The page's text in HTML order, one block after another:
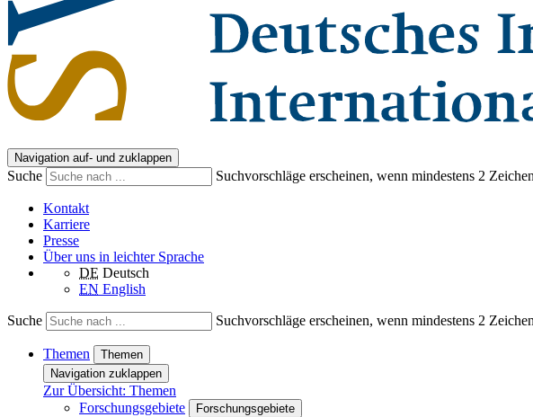
Navigation auf- und zuklappen
Suche Suchvorschläge erscheinen, wenn mindestens 2
Kontakt
Karriere
Presse
Über uns in leichter Sprache
DE Deutsch
EN English
Suche Suchvorschläge erscheinen, wenn mindestens 2
Themen
Themen
Navigation zuklappen
Zur Übersicht: Themen
Forschungsgebiete
Forschungsgebiete